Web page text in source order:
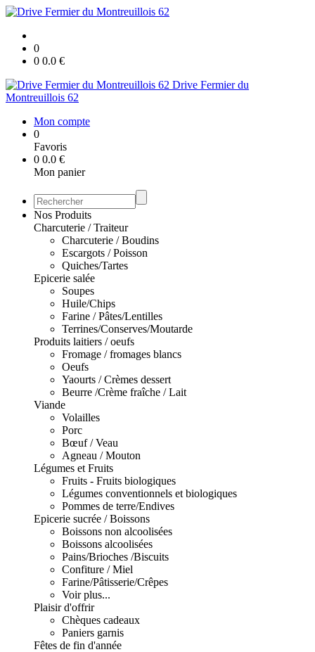
0
0 0.0 €
Drive Fermier du
Montreuillois 62
Mon compte
0
Favoris
0 0.0 €
Mon panier
Nos Produits
Charcuterie / Traiteur
Charcuterie / Boudins
Escargots / Poisson
Quiches/Tartes
Epicerie salée
Soupes
Huile/Chips
Farine / Pâtes/Lentilles
Terrines/Conserves/Moutarde
Produits laitiers / oeufs
Fromage / fromages blancs
Oeufs
Yaourts / Crèmes dessert
Beurre /Crème fraîche / Lait
Viande
Volailles
Porc
Bœuf / Veau
Agneau / Mouton
Légumes et Fruits
Fruits - Fruits biologiques
Légumes conventionnels et biologiques
Pommes de terre/Endives
Epicerie sucrée / Boissons
Boissons non alcoolisées
Boissons alcoolisées
Pains/Brioches /Biscuits
Confiture / Miel
Farine/Pâtisserie/Crêpes
Voir plus...
Plaisir d'offrir
Chèques cadeaux
Paniers garnis
Fêtes de fin d'année